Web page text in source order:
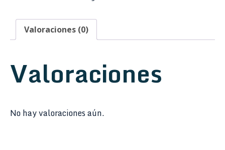
Valoraciones (0)
Valoraciones
No hay valoraciones aún.